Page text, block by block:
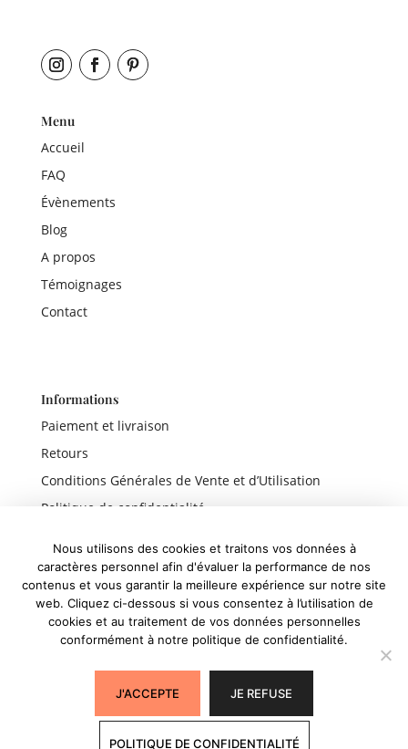
Menu
Accueil
FAQ
Évènements
Blog
A propos
Témoignages
Contact
Informations
Paiement et livraison
Retours
Conditions Générales de Vente et d’Utilisation
Politique de confidentialité
Liens rapides
Boutique
Mon compte
Nous utilisons des cookies et traitons vos données à
caractères personnel afin d'évaluer la performance de nos
contenus et vous garantir la meilleure expérience sur notre site
web. Cliquez ci-dessous si vous consentez à l’utilisation de
cookies et au traitement de vos données personnelles
conformément à notre politique de confidentialité.
J'ACCEPTE JE REFUSE
POLITIQUE DE CONFIDENTIALITÉ